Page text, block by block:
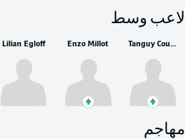
لاعب وسط
Tanguy Coulibaly
Enzo Millot
Lilian Egloff
مهاجم